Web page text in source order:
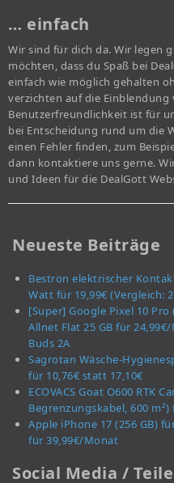
… einfach
Wir sind für dich da. Wir legen
möchten, dass du Spaß bei
einfach wie möglich gehalten
verzichten auf die Einblendung
Benutzerfreundlichkeit ist für
bei Entscheidung rund um die
einen Fehler finden, zum
dann kontaktiere uns gerne.
und Ideen für die DealGott
Neueste Beiträge
Bestron elektrischer
Watt für 19,99€ (Vergleich:
[Super] Google Pixel 10 Pro
Allnet Flat 25 GB für
Buds 2A
Sagrotan Wäsche-
für 10,76€ statt 17,10€
ECOVACS Goat O600 RTK
Begrenzungskabel, 600
Apple iPhone 17 (256 GB)
für 39,99€/Monat
Social Media /